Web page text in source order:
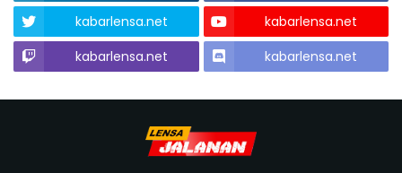
kabarlensa.net
kabarlensa.net
kabarlensa.net
kabarlensa.net